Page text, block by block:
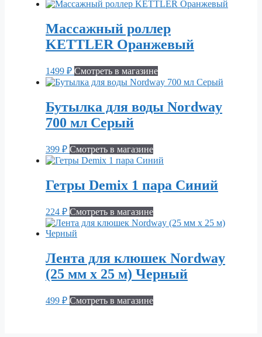
Массажный роллер
KETTLER Оранжевый
1499 ₽ Смотреть в магазине
Бутылка для воды Nordway
700 мл Серый
399 ₽ Смотреть в магазине
Гетры Demix 1 пара Синий
224 ₽ Смотреть в магазине
Лента для клюшек Nordway
(25 мм x 25 м) Черный
499 ₽ Смотреть в магазине